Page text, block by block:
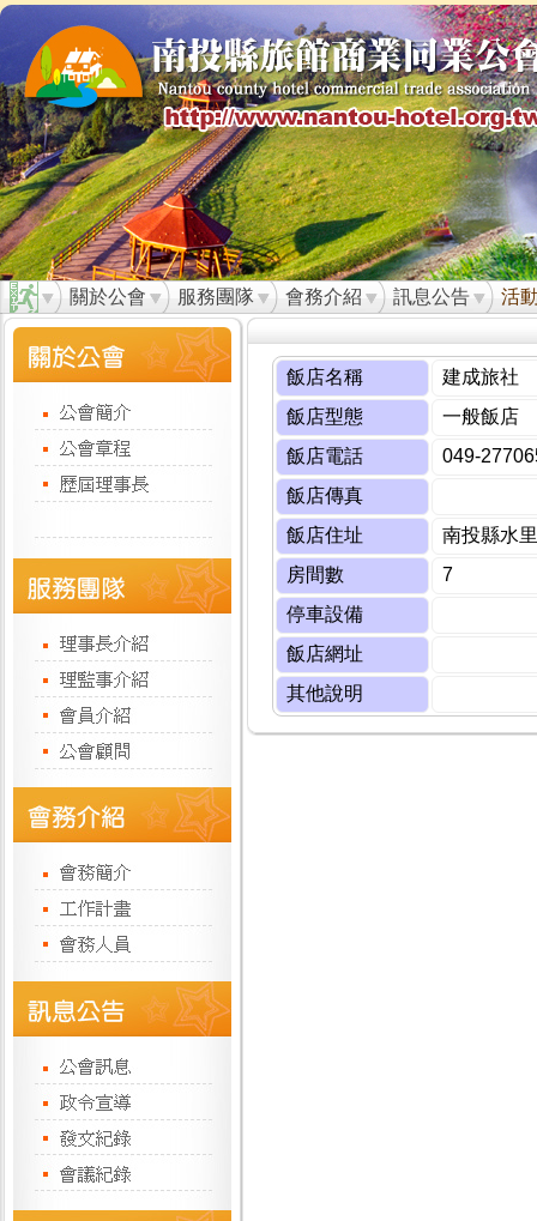
關於公會 服務團隊 會務介紹 訊息公告 活
飯店名稱
建成旅社
飯店型態
一般飯店
飯店電話
049-
飯店傳真
飯店住址
南投縣水
房間數
7
停車設備
飯店網址
其他說明